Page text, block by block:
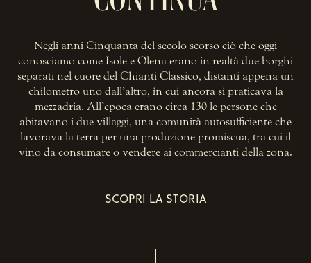
Negli anni Cinquanta del secolo scorso ciò che oggi
conosciamo come Isole e Olena erano in realtà due borghi
separati nel cuore del Chianti Classico, distanti appena un
chilometro uno dall’altro, in cui ancora si praticava la
mezzadria. All’epoca erano circa 130 le persone che
abitavano i due villaggi, una comunità autosufficiente che
lavorava la terra per una produzione promiscua, tra cui il
vino da consumare o vendere ai commercianti della zona.
SCOPRI LA STORIA